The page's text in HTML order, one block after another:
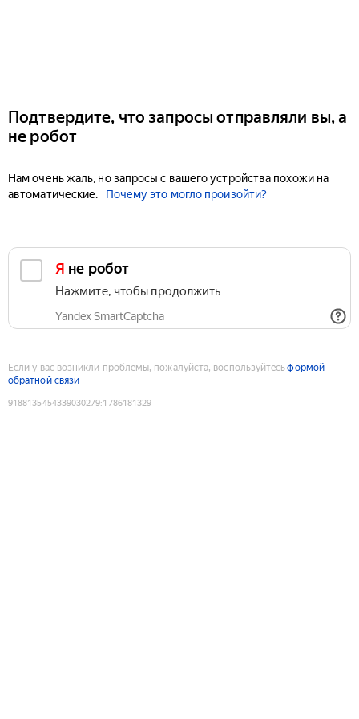
Подтвердите, что запросы отправляли вы, а
не робот
Нам очень жаль, но запросы с вашего устройства похожи на
автоматические.
Почему это могло произойти?
Я не робот
Нажмите, чтобы продолжить
Yandex SmartCaptcha
Если у вас возникли проблемы, пожалуйста, воспользуйтесьформой
обратной связи
9188135454339030279:1786181329